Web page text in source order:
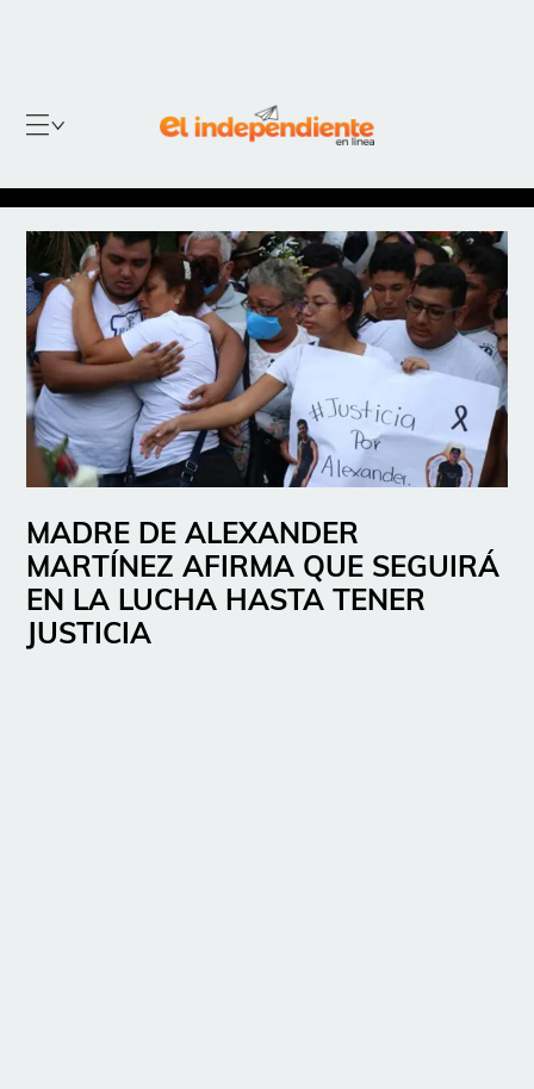
MADRE DE ALEXANDER
MARTÍNEZ AFIRMA QUE SEGUIRÁ
EN LA LUCHA HASTA TENER
JUSTICIA